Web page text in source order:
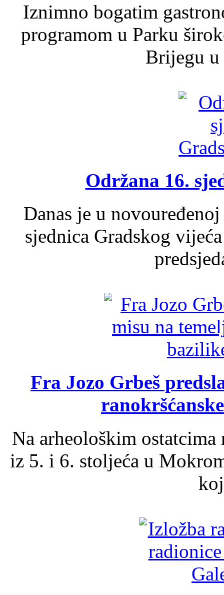
Iznimno bogatim
programom u Parku
Brijegu u
Održana 16.
Danas je u
sjednica Gradskog
Fra Jozo Grbeš
Na arheološkim
iz 5. i 6. stoljeća u